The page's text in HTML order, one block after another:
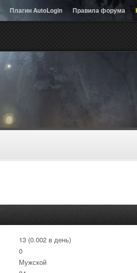
Плагин AutoLogin Правила форума
13 (0.002 в день)
0
Мужской